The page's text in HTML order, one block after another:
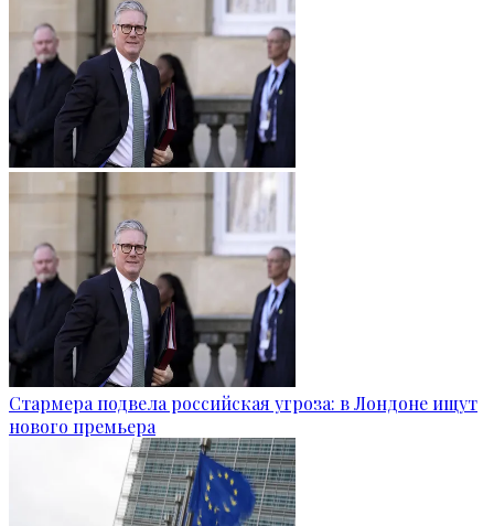
Стармера подвела российская угроза: в Лондоне ищут
нового премьера